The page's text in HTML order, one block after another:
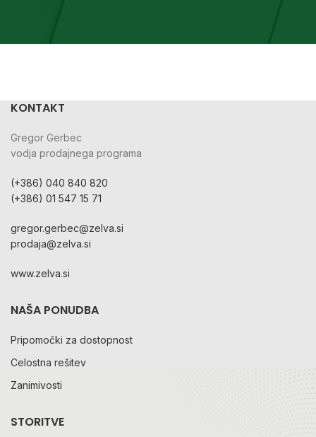
KONTAKT
Gregor Gerbec
vodja prodajnega programa
(+386) 040 840 820
(+386) 01 547 15 71
gregor.gerbec@zelva.si
prodaja@zelva.si
www.zelva.si
NAŠA PONUDBA
Pripomočki za dostopnost
Celostna rešitev
Zanimivosti
STORITVE